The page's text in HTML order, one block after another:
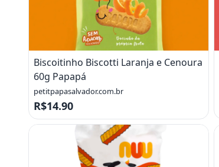
Biscoitinho Biscotti Laranja e Cenoura
60g Papapá
petitpapasalvador.com.br
R$14.90